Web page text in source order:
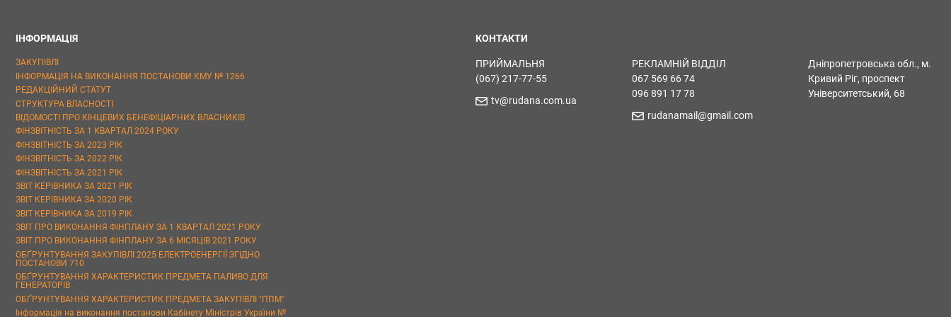
ІНФОРМАЦІЯ
ЗАКУПІВЛІ
ІНФОРМАЦІЯ НА ВИКОНАННЯ ПОСТАНОВИ КМУ № 1266
РЕДАКЦІЙНИЙ СТАТУТ
СТРУКТУРА ВЛАСНОСТІ
ВІДОМОСТІ ПРО КІНЦЕВИХ БЕНЕФІЦІАРНИХ ВЛАСНИКІВ
ФІНЗВІТНІСТЬ ЗА 1 КВАРТАЛ 2024 РОКУ
ФІНЗВІТНІСТЬ ЗА 2023 РІК
ФІНЗВІТНІСТЬ ЗА 2022 РІК
ФІНЗВІТНІСТЬ ЗА 2021 РІК
ЗВІТ КЕРІВНИКА ЗА 2021 РІК
ЗВІТ КЕРІВНИКА ЗА 2020 РІК
ЗВІТ КЕРІВНИКА ЗА 2019 РІК
ЗВІТ ПРО ВИКОНАННЯ ФІНПЛАНУ ЗА 1 КВАРТАЛ 2021 РОКУ
ЗВІТ ПРО ВИКОНАННЯ ФІНПЛАНУ ЗА 6 МІСЯЦІВ 2021 РОКУ
ОБҐРУНТУВАННЯ ЗАКУПІВЛІ 2025 ЕЛЕКТРОЕНЕРГІЇ ЗГІДНО
ПОСТАНОВИ 710
ОБҐРУНТУВАННЯ ХАРАКТЕРИСТИК ПРЕДМЕТА ПАЛИВО ДЛЯ
ГЕНЕРАТОРІВ
ОБҐРУНТУВАННЯ ХАРАКТЕРИСТИК ПРЕДМЕТА ЗАКУПІВЛІ "ППМ"
Інформація на виконання постанови Кабінету Міністрів України №
КОНТАКТИ
ПРИЙМАЛЬНЯ
(067) 217-77-55
tv@rudana.com.ua
РЕКЛАМНІЙ ВІДДІЛ
067 569 66 74
096 891 17 78
rudanamail@gmail.com
Дніпропетровська обл., м.
Кривий Ріг, проспект
Університетський, 68